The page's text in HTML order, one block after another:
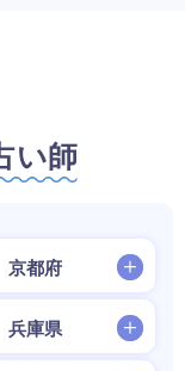
い師
京都府
兵庫県